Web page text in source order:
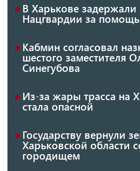
В Харькове
Нацгвардии за
Кабмин согласовал
шестого заместителя
Синегубова
Из-за жары трасса на
стала опасной
Государству вернули
Харьковской области
городищем